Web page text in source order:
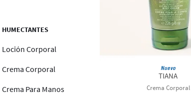
HUMECTANTES
Loción Corporal
Crema Corporal
Crema Para Manos
Nuevo
TIANA
Crema Corporal